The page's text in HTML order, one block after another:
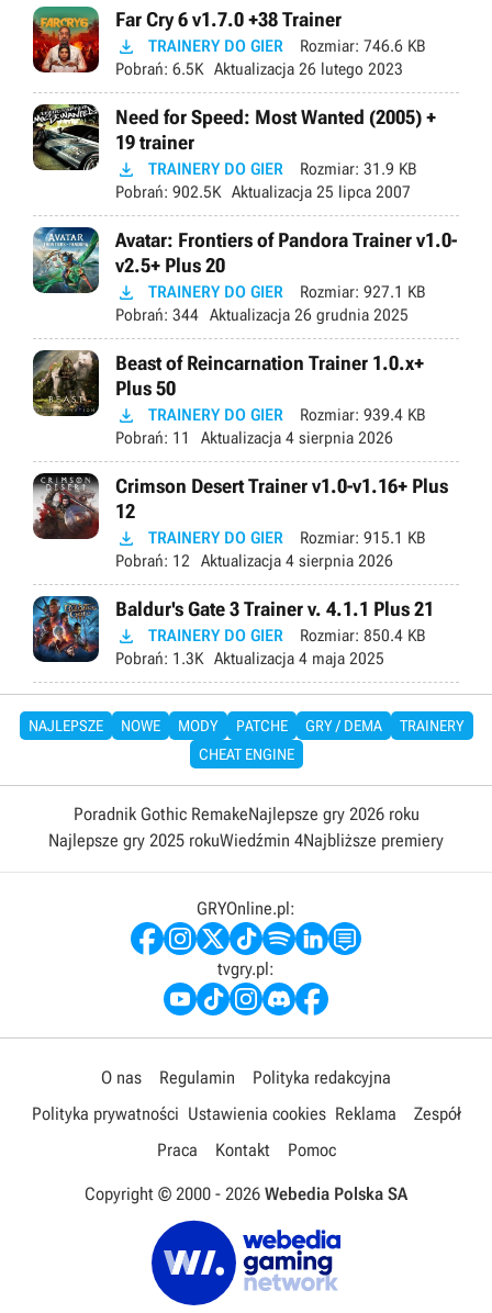
Far Cry 6 v1.7.0 +38 Trainer
 TRAINERY DO GIER Rozmiar: 746.6 KB
Pobrań: 6.5K Aktualizacja 26 lutego 2023
Need for Speed: Most Wanted (2005) +
19 trainer
 TRAINERY DO GIER Rozmiar: 31.9 KB
Pobrań: 902.5K Aktualizacja 25 lipca 2007
Avatar: Frontiers of Pandora Trainer v1.0-
v2.5+ Plus 20
 TRAINERY DO GIER Rozmiar: 927.1 KB
Pobrań: 344 Aktualizacja 26 grudnia 2025
Beast of Reincarnation Trainer 1.0.x+
Plus 50
 TRAINERY DO GIER Rozmiar: 939.4 KB
Pobrań: 11 Aktualizacja 4 sierpnia 2026
Crimson Desert Trainer v1.0-v1.16+ Plus
12
 TRAINERY DO GIER Rozmiar: 915.1 KB
Pobrań: 12 Aktualizacja 4 sierpnia 2026
Baldur's Gate 3 Trainer v. 4.1.1 Plus 21
 TRAINERY DO GIER Rozmiar: 850.4 KB
Pobrań: 1.3K Aktualizacja 4 maja 2025
NAJLEPSZE NOWE MODY PATCHE GRY / DEMA
TRAINERY
CHEAT ENGINE
Poradnik Gothic RemakeNajlepsze gry 2026 roku
Najlepsze gry 2025 rokuWiedźmin 4Najbliższe premiery
GRYOnline.pl:
tvgry.pl:
O nas Regulamin
Polityka redakcyjna
Polityka prywatności Ustawienia cookies Reklama
Zespół
Praca
Kontakt Pomoc
Copyright © 2000 - 2026 Webedia Polska SA